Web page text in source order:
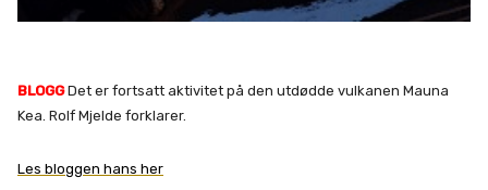
BLOGGDet er fortsatt aktivitet på den utdødde vulkanen Mauna
Kea. Rolf Mjelde forklarer.
Les bloggen hans her